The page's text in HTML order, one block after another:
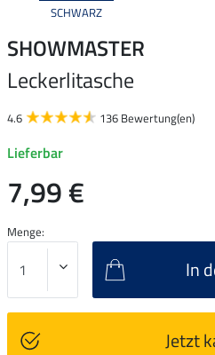
SCHWARZ
SHOWMASTER
Leckerlitasche
4.6 136 Bewertung(en)
Lieferbar
7,99 €
Menge:
In
Jetzt